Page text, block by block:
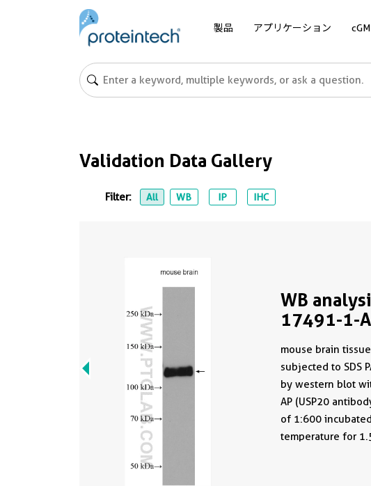
製品 アプリケーション
Validation Data Gallery
Filter: All WB IP IHC
WB
17491-1-
mouse brain
subjected to SDS
by western blot
AP (USP20
of 1:600
temperature for